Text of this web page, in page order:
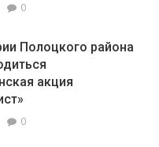
0
Полоцкого района
акция
0